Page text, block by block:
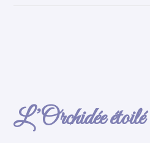
L’Orchidée étoilé